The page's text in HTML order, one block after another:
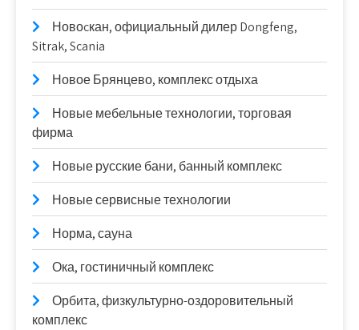
Новоcкан, официальный дилер Dongfeng,
Sitrak, Scania
Новое Брянцево, комплекс отдыха
Новые мебельные технологии, торговая
фирма
Новые русские бани, банный комплекс
Новые сервисные технологии
Норма, сауна
Ока, гостиничный комплекс
Орбита, физкультурно-оздоровительный
комплекс